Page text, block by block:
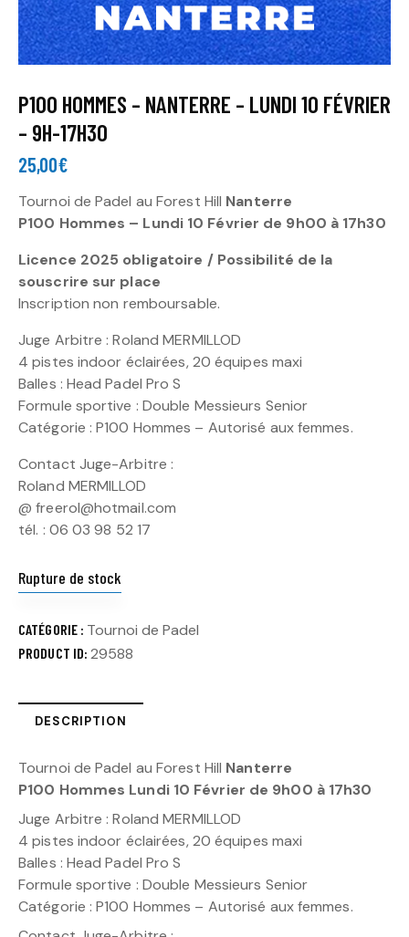
P100 HOMMES – NANTERRE – LUNDI 10 FÉVRIER
– 9H-17H30
25,00€
Tournoi de Padel au Forest Hill Nanterre
P100 Hommes – Lundi 10 Février de 9h00 à 17h30
Licence 2025 obligatoire / Possibilité de la
souscrire sur place
Inscription non remboursable.
Juge Arbitre : Roland MERMILLOD
4 pistes indoor éclairées, 20 équipes maxi
Balles : Head Padel Pro S
Formule sportive : Double Messieurs Senior
Catégorie : P100 Hommes – Autorisé aux femmes.
Contact Juge-Arbitre :
Roland MERMILLOD
@ freerol@hotmail.com
tél. : 06 03 98 52 17
Rupture de stock
CATÉGORIE : Tournoi de Padel
PRODUCT ID: 29588
DESCRIPTION
Tournoi de Padel au Forest Hill Nanterre
P100 Hommes Lundi 10 Février de 9h00 à 17h30
Juge Arbitre : Roland MERMILLOD
4 pistes indoor éclairées, 20 équipes maxi
Balles : Head Padel Pro S
Formule sportive : Double Messieurs Senior
Catégorie : P100 Hommes – Autorisé aux femmes.